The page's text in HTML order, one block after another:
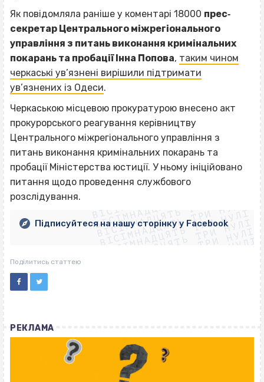
Як повідомляла раніше у коментарі 18000 прес‐
секретар Центрального міжрегіонального
управління з питань виконання кримінальних
покарань та пробації Інна Попова, таким чином
черкаські ув’язнені вирішили підтримати
ув’язнених із Одеси.
Черкаською місцевою прокуратурою внесено акт
прокурорського реагування керівництву
Центрального міжрегіонального управління з
питань виконання кримінальних покарань та
пробації Міністерства юстиції. У ньому ініційовано
питання щодо проведення службового
розслідування.
ВІСІМНАДЦЯТЬ ТРИ НУЛІ
ВІСІМНАДЦЯТЬ ТРИ НУЛІ
ВІСІМНАДЦЯТЬ ТРИ НУЛІ
ВІСІМНАДЦЯТЬ ТРИ НУЛІ
ВІСІМНАДЦЯТЬ ТРИ НУЛІ
ВІСІМНАДЦЯТЬ ТРИ НУЛІ
ВІСІМНАДЦЯТЬ ТРИ НУЛІ
ВІСІМНАДЦЯТЬ ТРИ НУЛІ
Підписуйтеся на нашу сторінку у Facebook
Поділитись статтею
РЕКЛАМА